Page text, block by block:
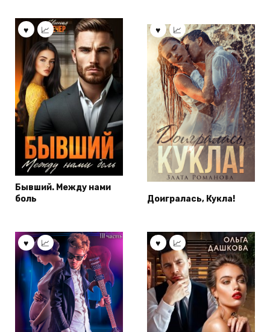
Бывший. Между нами
боль
Доигралась, Кукла!